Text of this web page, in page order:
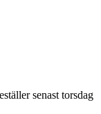
senast torsdag